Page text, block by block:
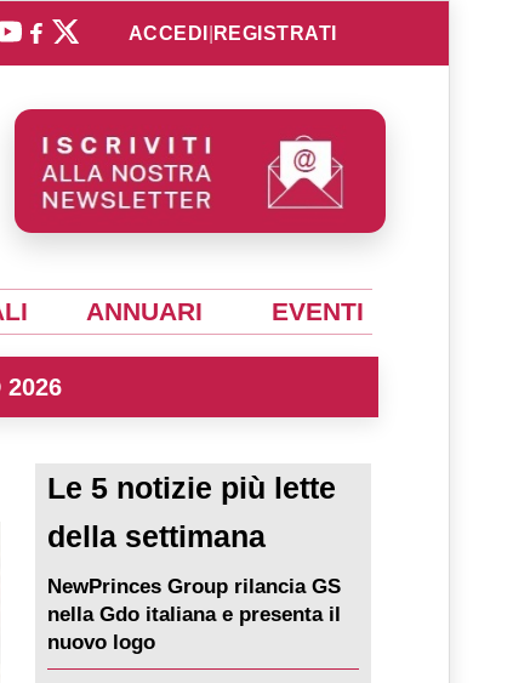
ACCEDI REGISTRATI
ANNUARI EVENTI
2026
Le 5 notizie più lette
della settimana
NewPrinces Group rilancia GS
nella Gdo italiana e presenta il
nuovo logo